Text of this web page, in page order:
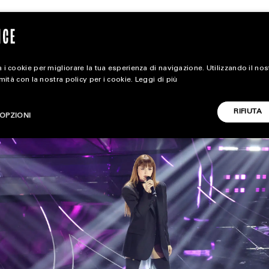
CARICA ALTRI
STYLE
FOOTWEAR
ACCESSORIES
i cookie per migliorare la tua esperienza di navigazione. Utilizzando il
con la nostra policy per i cookie. Leggi di più
RIFIUTA